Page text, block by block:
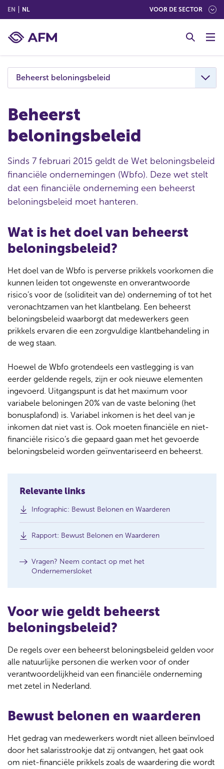
EN (ENGLISH)
NL(NEDERLANDS (NEDERLAND)) VOOR DE SECTOR
Beheerst beloningsbeleid
Beheerst
beloningsbeleid
Sinds 7 februari 2015 geldt de Wet beloningsbeleid
financiële ondernemingen (Wbfo). Deze wet stelt
dat een financiële onderneming een beheerst
beloningsbeleid moet hanteren.
Wat is het doel van beheerst
beloningsbeleid?
Het doel van de Wbfo is perverse prikkels voorkomen die
kunnen leiden tot ongewenste en onverantwoorde
risico’s voor de (soliditeit van de) onderneming of tot het
veronachtzamen van het klantbelang. Een beheerst
beloningsbeleid waarborgt dat medewerkers geen
prikkels ervaren die een zorgvuldige klantbehandeling in
de weg staan.
Hoewel de Wbfo grotendeels een vastlegging is van
eerder geldende regels, zijn er ook nieuwe elementen
ingevoerd. Uitgangspunt is dat het maximum voor
variabele beloningen 20% van de vaste beloning (het
bonusplafond) is. Variabel inkomen is het deel van je
inkomen dat niet vast is. Ook moeten financiële en niet-
financiële risico’s die gepaard gaan met het gevoerde
beloningsbeleid worden geïnventariseerd en beheerst.
Relevante links
Infographic: Bewust Belonen en Waarderen(
n
d
o
w
Rapport: Bewust Belonen en Waarderen(
a
w
i
d
Vragen? Neem contact op met het
Ondernemersloket
Voor wie geldt beheerst
beloningsbeleid?
De regels over een beheerst beloningsbeleid gelden voor
alle natuurlijke personen die werken voor of onder
verantwoordelijkheid van een financiële onderneming
met zetel in Nederland.
Bewust belonen en waarderen
Het gedrag van medewerkers wordt niet alleen beïnvloed
door het salarisstrookje dat zij ontvangen, het gaat ook
om niet-financiële prikkels zoals de waardering die wordt